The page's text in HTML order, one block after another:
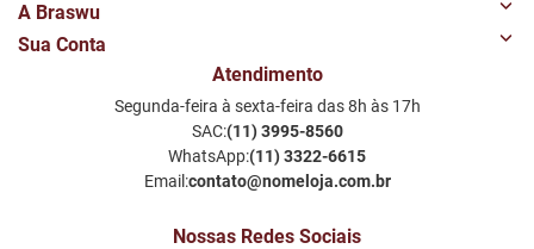
A Braswu
Quem Somos
Perguntas Frequentes
Política de Privacidade LGPD
Sua Conta
Meus Favoritos
Notificações por email
Atendimento
Segunda-feira à sexta-feira das 8h às 17h
SAC:(11) 3995-8560
WhatsApp:(11) 3322-6615
Email:contato@nomeloja.com.br
Nossas Redes Sociais